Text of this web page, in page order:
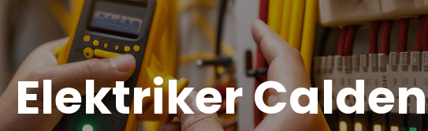
Elektriker Calden